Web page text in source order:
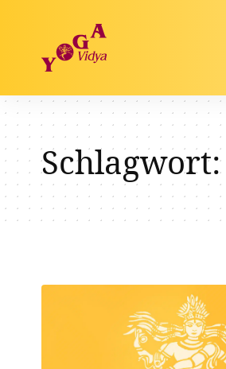
Schlagwort: